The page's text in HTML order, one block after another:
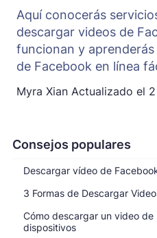
Consejos populares
Descargar vídeo de
3 Formas de Descargar
Cómo descargar un video
dispositivos
Aquí conocerás
descargar videos de
funcionan y
de Facebook en línea
Myra Xian Actualizado el